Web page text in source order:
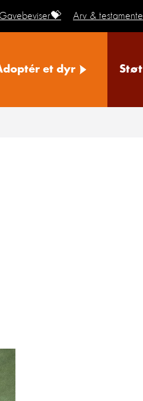
Gavebeviser💝 Arv & testamente
et dyr Støt